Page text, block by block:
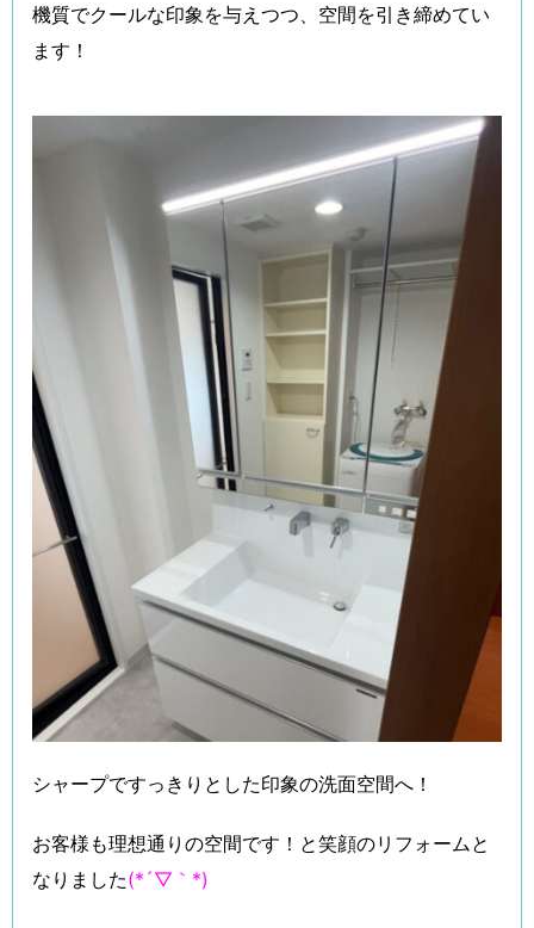
機質でクールな印象を与えつつ、空間を引き締めてい
ます！
シャープですっきりとした印象の洗面空間へ！
お客様も理想通りの空間です！と笑顔のリフォームと
なりました(*´▽｀*)